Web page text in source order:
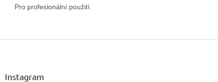
Pro profesionální použití.
Z
Instagram